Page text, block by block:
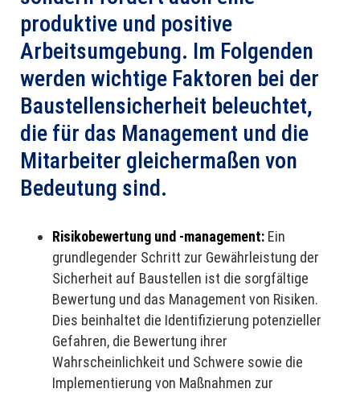
produktive und positive
Arbeitsumgebung. Im Folgenden
werden wichtige Faktoren bei der
Baustellensicherheit beleuchtet,
die für das Management und die
Mitarbeiter gleichermaßen von
Bedeutung sind.
Risikobewertung und -management: Ein
grundlegender Schritt zur Gewährleistung der
Sicherheit auf Baustellen ist die sorgfältige
Bewertung und das Management von Risiken.
Dies beinhaltet die Identifizierung potenzieller
Gefahren, die Bewertung ihrer
Wahrscheinlichkeit und Schwere sowie die
Implementierung von Maßnahmen zur